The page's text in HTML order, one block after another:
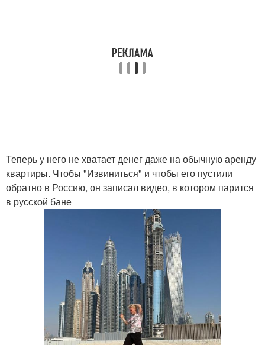
Теперь у него не хватает денег даже на обычную аренду
квартиры. Чтобы "Извиниться" и чтобы его пустили
обратно в Россию, он записал видео, в котором парится
в русской бане